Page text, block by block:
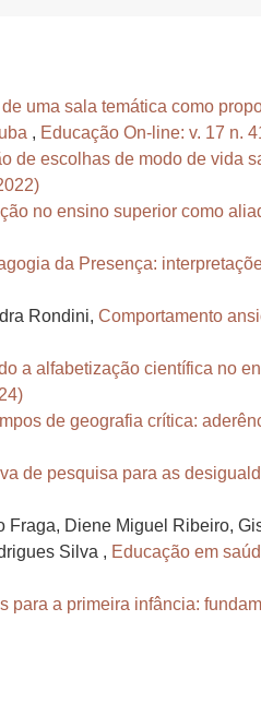
uma sala temática como
, Educação On-line: v. 17 n.
de escolhas de modo de vida
no ensino superior como
da Presença:
Rondini, Comportamento
a alfabetização científica no
de geografia crítica:
de pesquisa para as
Diene Miguel Ribeiro,
Silva , Educação em
para a primeira infância: